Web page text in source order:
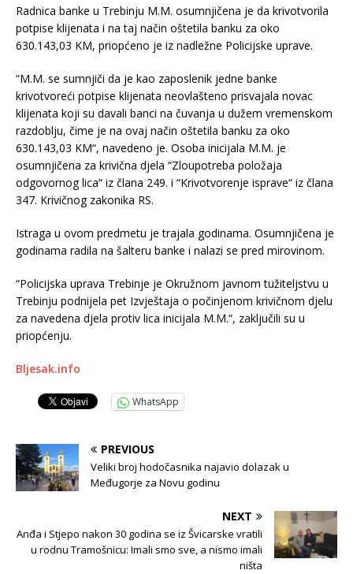
Radnica banke u Trebinju M.M. osumnjičena je da krivotvorila
potpise klijenata i na taj način oštetila banku za oko
630.143,03 KM, priopćeno je iz nadležne Policijske uprave.
“M.M. se sumnjiči da je kao zaposlenik jedne banke
krivotvoreći potpise klijenata neovlašteno prisvajala novac
klijenata koji su davali banci na čuvanja u dužem vremenskom
razdoblju, čime je na ovaj način oštetila banku za oko
630.143,03 KM“, navedeno je. Osoba inicijala M.M. je
osumnjičena za krivična djela “Zloupotreba položaja
odgovornog lica“ iz člana 249. i “Krivotvorenje isprave“ iz člana
347. Krivičnog zakonika RS.
Istraga u ovom predmetu je trajala godinama. Osumnjičena je
godinama radila na šalteru banke i nalazi se pred mirovinom.
“Policijska uprava Trebinje je Okružnom javnom tužiteljstvu u
Trebinju podnijela pet Izvještaja o počinjenom krivičnom djelu
za navedena djela protiv lica inicijala M.M.“, zaključili su u
priopćenju.
Bljesak.info
WhatsApp
PREVIOUS
Veliki broj hodočasnika najavio dolazak u
Međugorje za Novu godinu
NEXT
Anđa i Stjepo nakon 30 godina se iz Švicarske vratili
u rodnu Tramošnicu: Imali smo sve, a nismo imali
ništa